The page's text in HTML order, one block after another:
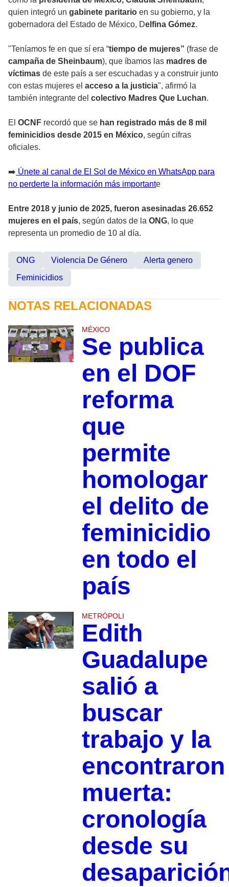
quien integró un gabinete paritario en su gobierno, y la
gobernadora del Estado de México, Delfina Gómez.
"Teníamos fe en que sí era “tiempo de mujeres” (frase de
campaña de Sheinbaum), que íbamos las madres de
víctimas de este país a ser escuchadas y a construir junto
con estas mujeres el acceso a la justicia", afirmó la
también integrante del colectivo Madres Que Luchan.
El OCNF recordó que se han registrado más de 8 mil
feminicidios desde 2015 en México, según cifras
oficiales.
➡️ Únete al canal de El Sol de México en WhatsApp para
no perderte la información más importante
Entre 2018 y junio de 2025, fueron asesinadas 26.652
mujeres en el país, según datos de la ONG, lo que
representa un promedio de 10 al día.
ONG Violencia De Género
Alerta genero
Feminicidios
NOTAS RELACIONADAS
MÉXICO
Se publica
en el DOF
reforma
que
permite
homologar
el delito de
feminicidio
en todo el
país
METRÓPOLI
Edith
Guadalupe
salió a
buscar
trabajo y la
encontraron
muerta:
cronología
desde su